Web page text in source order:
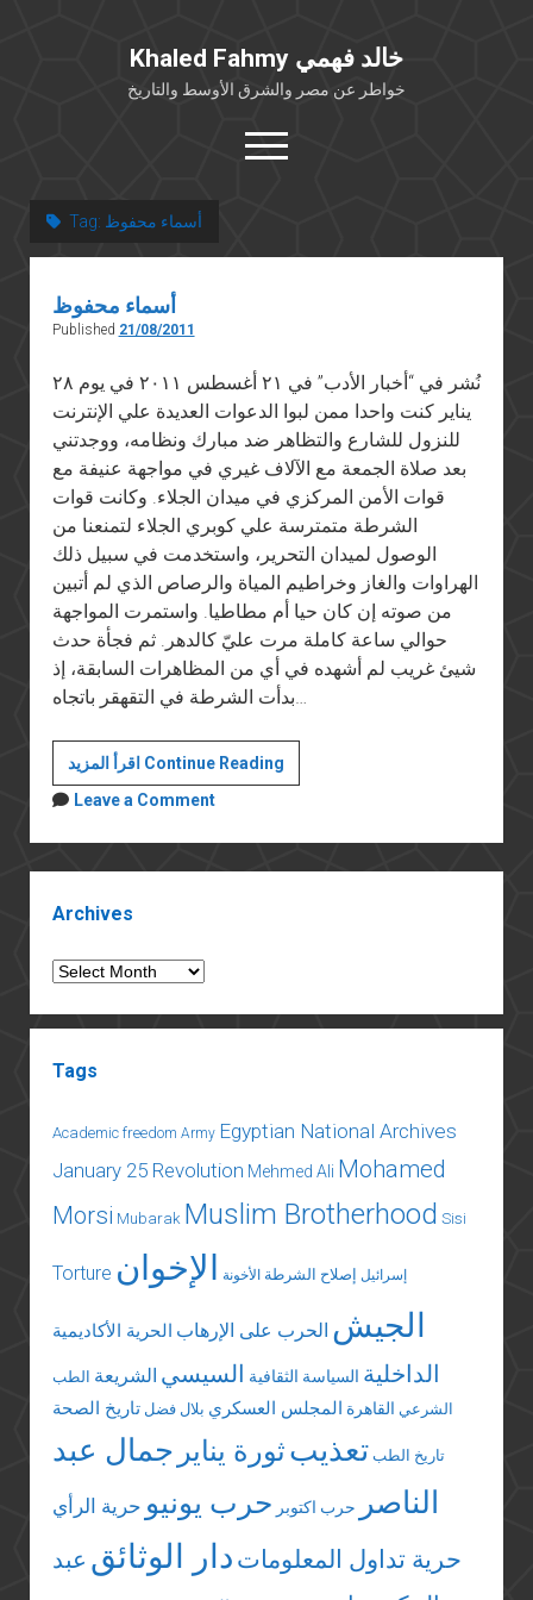
Khaled Fahmy خالد فهمي
خواطر عن مصر والشرق الأوسط والتاريخ
open
menu
بوستات من فيسبوك
مقابلات في الإعلام
Languages
Tag: أسماء محفوظ
أسماء محفوظ
Published 21/08/2011
نُشر في “أخبار الأدب” في ٢١ أغسطس ٢٠١١ في يوم ٢٨
يناير كنت واحدا ممن لبوا الدعوات العديدة علي الإنترنت
للنزول للشارع والتظاهر ضد مبارك ونظامه، ووجدتني
بعد صلاة الجمعة مع الآلاف غيري في مواجهة عنيفة مع
قوات الأمن المركزي في ميدان الجلاء. وكانت قوات
الشرطة متمترسة علي كوبري الجلاء لتمنعنا من
الوصول لميدان التحرير، واستخدمت في سبيل ذلك
الهراوات والغاز وخراطيم المياة والرصاص الذي لم أتبين
من صوته إن كان حيا أم مطاطيا. واستمرت المواجهة
حوالي ساعة كاملة مرت عليّ كالدهر. ثم فجأة حدث
شيئ غريب لم أشهده في أي من المظاهرات السابقة، إذ
بدأت الشرطة في التقهقر باتجاه…
اقرأ المزيد Continue Readingأسماء
محفوظ
Leave a Comment
Archives
Archives
Tags
Academic freedom Army Egyptian National Archives
January 25 Revolution Mehmed Ali Mohamed
Morsi Mubarak Muslim Brotherhood Sisi
Torture إسرائيل إصلاح الشرطة الأخونة الإخوان
الجيش الحرب على الإرهاب الحرية الأكاديمية
الداخلية السياسة الثقافية السيسي الشريعة الطب
الشرعي القاهرة المجلس العسكري بلال فضل تاريخ الصحة
تاريخ الطب تعذيبثورة يناير جمال عبد
الناصر
حرب اكتوبر حرب يونيو حرية الرأي
حرية تداول المعلومات دار الوثائق عبد